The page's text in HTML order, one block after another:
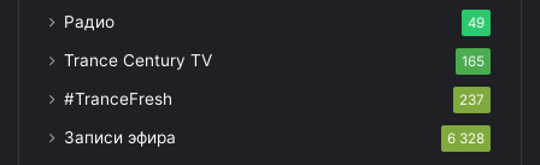
Радио 49
Trance Century TV 165
#TranceFresh 237
Записи эфира 6 328